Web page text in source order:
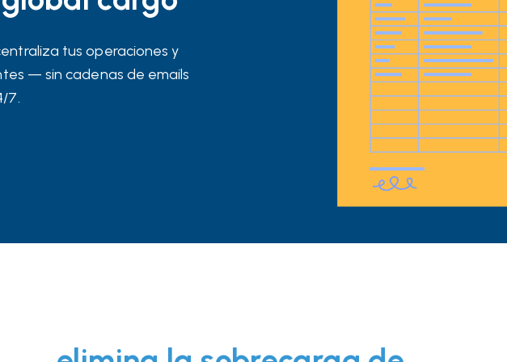
tus operaciones y
— sin cadenas de emails
7.